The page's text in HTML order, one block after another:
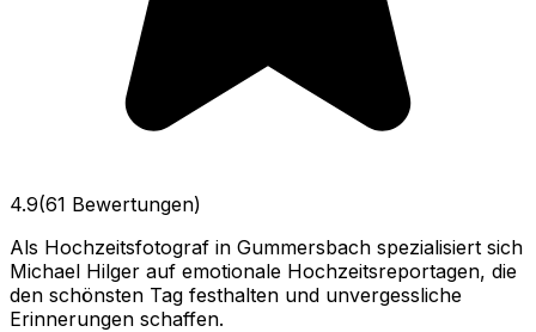
4.9(61 Bewertungen)
Als Hochzeitsfotograf in Gummersbach spezialisiert sich
Michael Hilger auf emotionale Hochzeitsreportagen, die
den schönsten Tag festhalten und unvergessliche
Erinnerungen schaffen.